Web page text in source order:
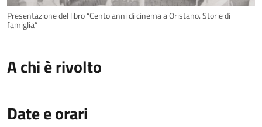
Presentazione del libro “Cento anni di cinema a Oristano. Storie di
famiglia”
A chi è rivolto
Date e orari